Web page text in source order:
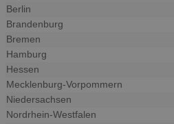
Berlin
Brandenburg
Bremen
Hamburg
Hessen
Mecklenburg-Vorpommern
Niedersachsen
Nordrhein-Westfalen